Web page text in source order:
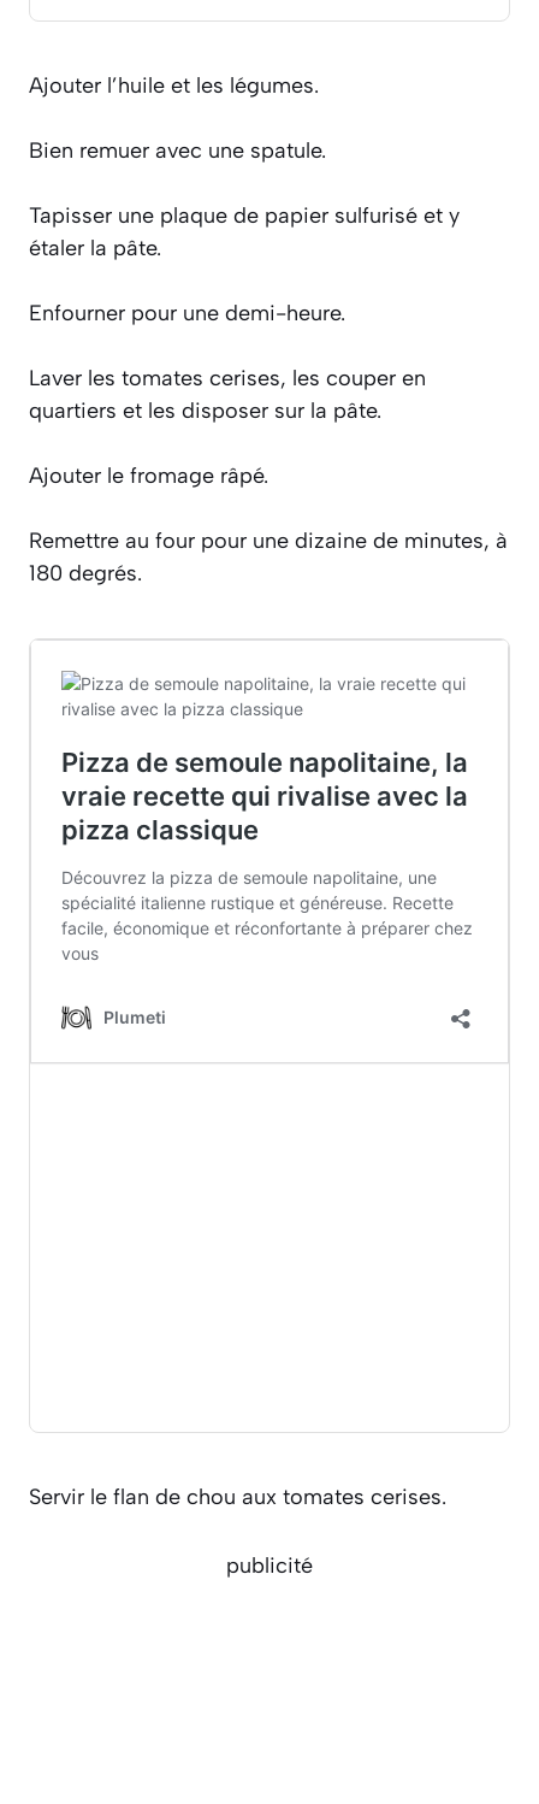
Ajouter l’huile et les légumes.
Bien remuer avec une spatule.
Tapisser une plaque de papier sulfurisé et y
étaler la pâte.
Enfourner pour une demi-heure.
Laver les tomates cerises, les couper en
quartiers et les disposer sur la pâte.
Ajouter le fromage râpé.
Remettre au four pour une dizaine de minutes, à
180 degrés.
Servir le flan de chou aux tomates cerises.
publicité